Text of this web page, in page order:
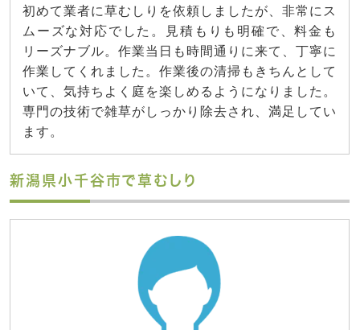
初めて業者に草むしりを依頼しましたが、非常にス
ムーズな対応でした。見積もりも明確で、料金も
リーズナブル。作業当日も時間通りに来て、丁寧に
作業してくれました。作業後の清掃もきちんとして
いて、気持ちよく庭を楽しめるようになりました。
専門の技術で雑草がしっかり除去され、満足してい
ます。
新潟県小千谷市で草むしり